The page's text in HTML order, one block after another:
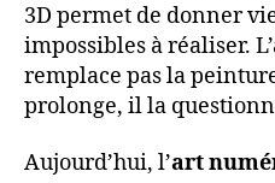
3D permet de donner
impossibles à réaliser.
remplace pas la
prolonge, il la
Aujourd’hui, l’art